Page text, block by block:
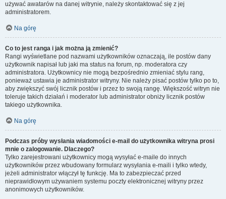
używać awatarów na danej witrynie, należy skontaktować się z jej
administratorem.
Na górę
Co to jest ranga i jak można ją zmienić?
Rangi wyświetlane pod nazwami użytkowników oznaczają, ile postów dany
użytkownik napisał lub jaki ma status na forum, np. moderatora czy
administratora. Użytkownicy nie mogą bezpośrednio zmieniać stylu rang,
ponieważ ustawia je administrator witryny. Nie należy pisać postów tylko po to,
aby zwiększyć swój licznik postów i przez to swoją rangę. Większość witryn nie
toleruje takich działań i moderator lub administrator obniży licznik postów
takiego użytkownika.
Na górę
Podczas próby wysłania wiadomości e-mail do użytkownika witryna prosi
mnie o zalogowanie. Dlaczego?
Tylko zarejestrowani użytkownicy mogą wysyłać e-maile do innych
użytkowników przez wbudowany formularz wysyłania e-maili i tylko wtedy,
jeżeli administrator włączył tę funkcję. Ma to zabezpieczać przed
nieprawidłowym używaniem systemu poczty elektronicznej witryny przez
anonimowych użytkowników.